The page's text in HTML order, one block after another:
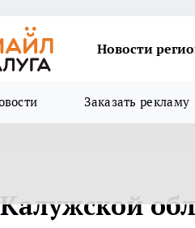
Новости
Заказать рекламу
Калужской